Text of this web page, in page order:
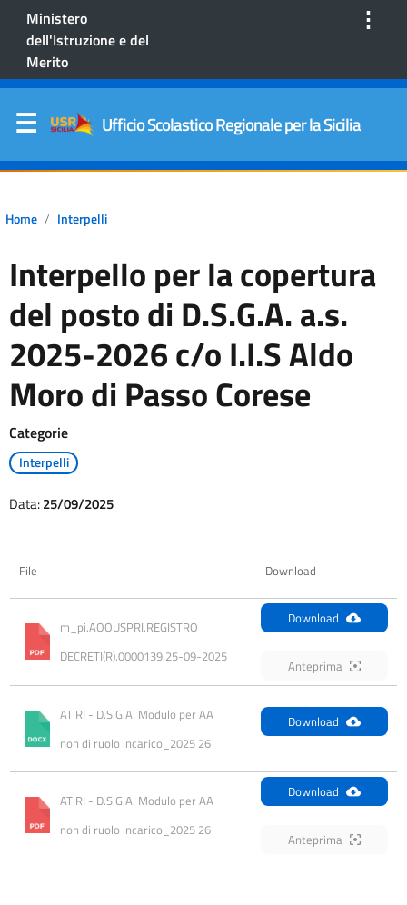
Ministero
dell'Istruzione e del
Merito
⋮
Ufficio Scolastico Regionale per la Sicilia
Home Interpelli
Interpello per la copertura
del posto di D.S.G.A. a.s.
2025-2026 c/o I.I.S Aldo
Moro di Passo Corese
Categorie
Interpelli
Data:25/09/2025
File Download
m_pi.AOOUSPRI.REGISTRO
DECRETI(R).0000139.25-09-2025
Download
Anteprima
AT RI - D.S.G.A. Modulo per AA
non di ruolo incarico_2025 26
Download
AT RI - D.S.G.A. Modulo per AA
non di ruolo incarico_2025 26
Download
Anteprima